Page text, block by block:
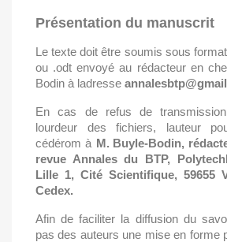
Présentation du manuscrit
Le texte doit être soumis sous
ou .odt envoyé au rédacteur en
Bodin à ladresse
En cas de refus de
lourdeur des fichiers, lauteur
cédérom à M. Buyle-Bodin,
revue Annales du BTP,
Lille 1, Cité Scientifique, 59655
Cedex.
Afin de faciliter la diffusion du
pas des auteurs une mise en forme